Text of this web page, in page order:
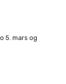
5. mars og